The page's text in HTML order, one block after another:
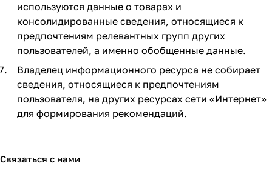
используются данные о товарах и
консолидированные сведения, относящиеся к
предпочтениям релевантных групп других
пользователей, а именно обобщенные данные.
Владелец информационного ресурса не собирает
сведения, относящиеся к предпочтениям
пользователя, на других ресурсах сети «Интернет»
для формирования рекомендаций.
Связаться с нами